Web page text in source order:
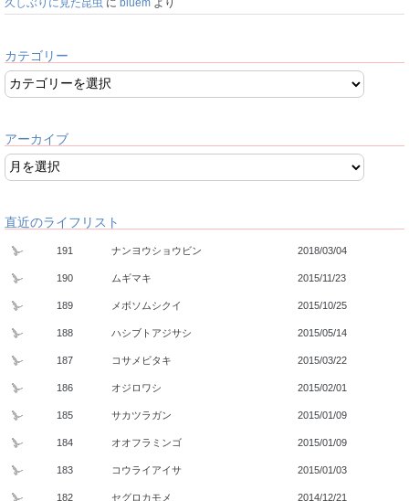
カテゴリー
アーカイブ
直近のライフリスト
191 ナンヨウショウビン 2018/03/04
190 ムギマキ 2015/11/23
189 メボソムシクイ 2015/10/25
188 ハシブトアジサシ 2015/05/14
187 コサメビタキ 2015/03/22
186 オジロワシ 2015/02/01
185 サカツラガン 2015/01/09
184 オオフラミンゴ 2015/01/09
183 コウライアイサ 2015/01/03
182 セグロカモメ 2014/12/21